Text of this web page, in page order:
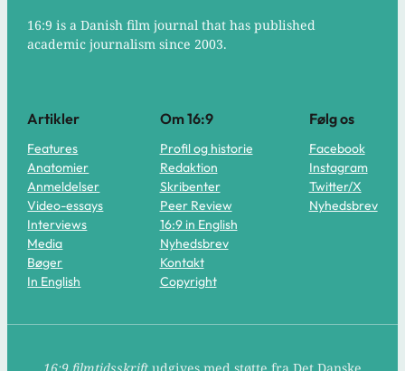
16:9 is a Danish film journal that has published
academic journalism since 2003.
Artikler
Features
Anatomier
Anmeldelser
Video-essays
Interviews
Media
Bøger
In English
Om 16:9
Profil og historie
Redaktion
Skribenter
Peer Review
16:9 in English
Nyhedsbrev
Kontakt
Copyright
Følg os
Facebook
Instagram
Twitter/X
Nyhedsbrev
16:9 filmtidsskrift udgives med støtte fra Det Danske